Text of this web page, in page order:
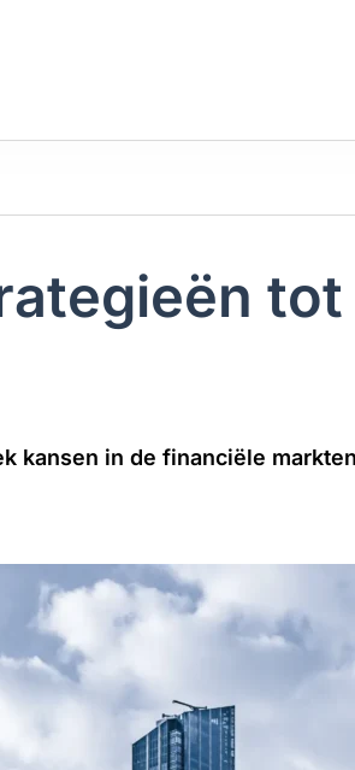
tot
kansen in de financiële